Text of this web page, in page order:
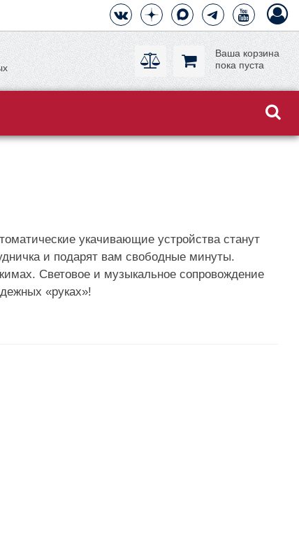
Ваша корзина
пока пуста
укачивающие устройства станут
и подарят вам свободные минуты.
Световое и музыкальное сопровождение
«руках»!